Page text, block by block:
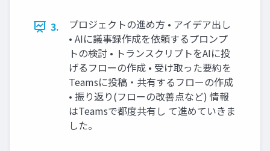
3.
プロジェクトの進め方 • アイデア出し
• AIに議事録作成を依頼するプロンプ
トの検討 • トランスクリプトをAIに投
げるフローの作成 • 受け取った要約を
Teamsに投稿・共有するフローの作成
• 振り返り(フローの改善点など) 情報
はTeamsで都度共有し て進めていきま
した。